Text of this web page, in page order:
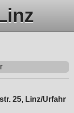
25, Linz/Urfahr